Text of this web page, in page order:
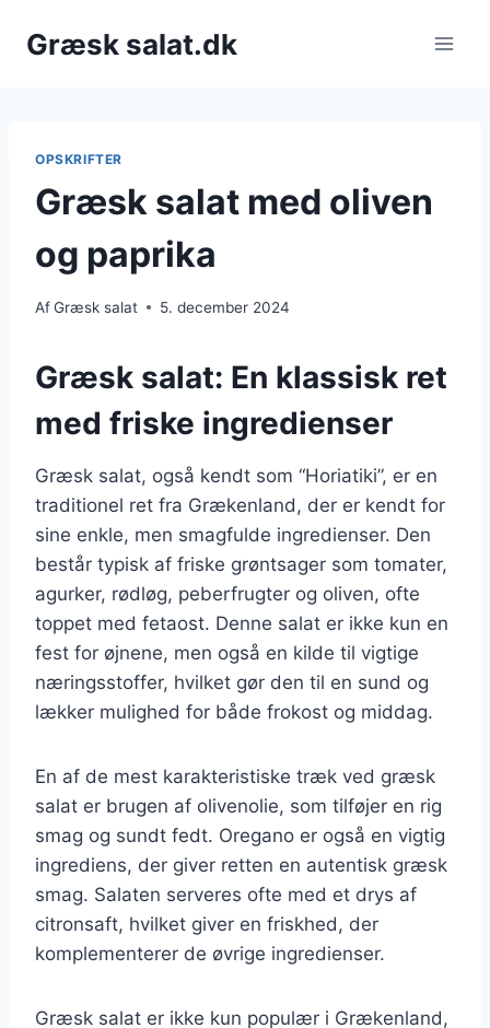
Græsk salat.dk
OPSKRIFTER
Græsk salat med oliven
og paprika
AfGræsk salat 5. december 2024
Græsk salat: En klassisk ret
med friske ingredienser
Græsk salat, også kendt som “Horiatiki”, er en
traditionel ret fra Grækenland, der er kendt for
sine enkle, men smagfulde ingredienser. Den
består typisk af friske grøntsager som tomater,
agurker, rødløg, peberfrugter og oliven, ofte
toppet med fetaost. Denne salat er ikke kun en
fest for øjnene, men også en kilde til vigtige
næringsstoffer, hvilket gør den til en sund og
lækker mulighed for både frokost og middag.
En af de mest karakteristiske træk ved græsk
salat er brugen af olivenolie, som tilføjer en rig
smag og sundt fedt. Oregano er også en vigtig
ingrediens, der giver retten en autentisk græsk
smag. Salaten serveres ofte med et drys af
citronsaft, hvilket giver en friskhed, der
komplementerer de øvrige ingredienser.
Græsk salat er ikke kun populær i Grækenland,